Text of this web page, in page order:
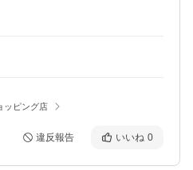
ッピング店
違反報告 いいね 0